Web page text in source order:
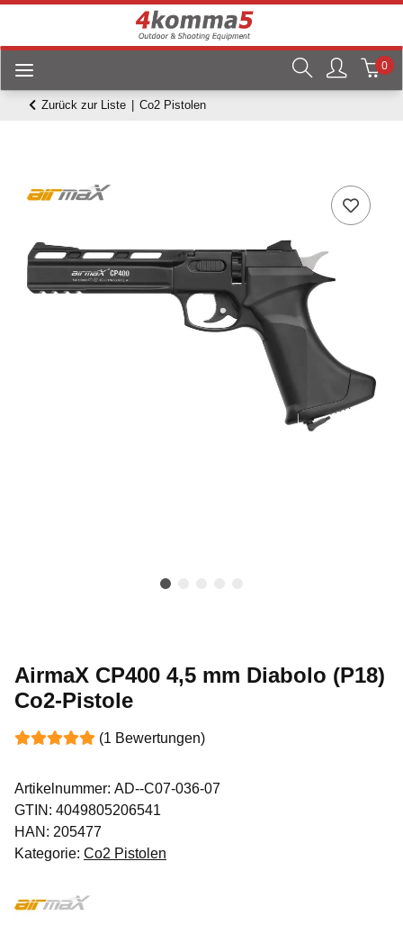
0
Zurück zur Liste Co2 Pistolen
AirmaX CP400 4,5 mm Diabolo (P18)
Co2-Pistole
(1 Bewertungen)
Artikelnummer: AD--C07-036-07
GTIN: 4049805206541
HAN: 205477
Kategorie: Co2 Pistolen